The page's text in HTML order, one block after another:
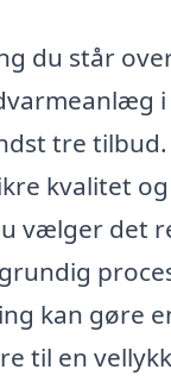
du står
tre tilbud.
kvalitet
vælger det
kan gøre
til en